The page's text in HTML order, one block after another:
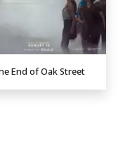
End of Oak Street